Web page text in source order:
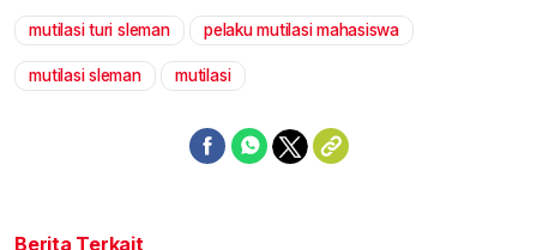
mutilasi turi sleman pelaku mutilasi mahasiswa
mutilasi sleman mutilasi
Berita Terkait